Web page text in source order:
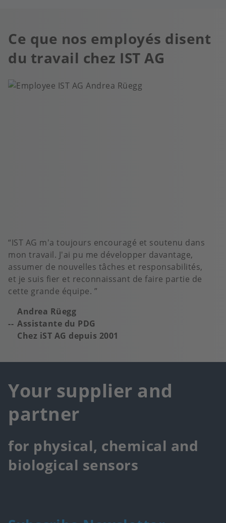
Ce que nos employés disent
du travail chez IST AG
IST AG m'a toujours encouragé et soutenu dans
mon travail. J'ai pu me développer davantage,
assumer de nouvelles tâches et responsabilités,
et je suis fier et reconnaissant de faire partie de
cette grande équipe.
Andrea Rüegg
Assistante du PDG
Chez iST AG depuis 2001
Your supplier and
partner
for physical, chemical and
biological sensors